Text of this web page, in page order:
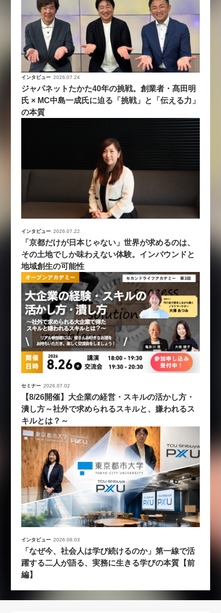
インタビュー 2026.07.24
ジャパネットたかた40年の挑戦。創業者・髙田明
氏 × MC中島一成氏に迫る「挑戦」と「伝える力」
の本質
インタビュー 2026.07.22
「京都だけが日本じゃない」世界が求めるのは、
その土地でしか味わえない体験。インバウンドと
地域創生の可能性
セミナー 2026.07.02
【8/26開催】大企業の経営・スキルの活かし方・
潰し方～社外で求められるスキルと、嫌われるス
キルとは？～
インタビュー 2026.08.03
「なぜ今、社会人は学び続けるのか」第一線で活
躍する二人が語る、実務に生きる学びの本質【前
編】